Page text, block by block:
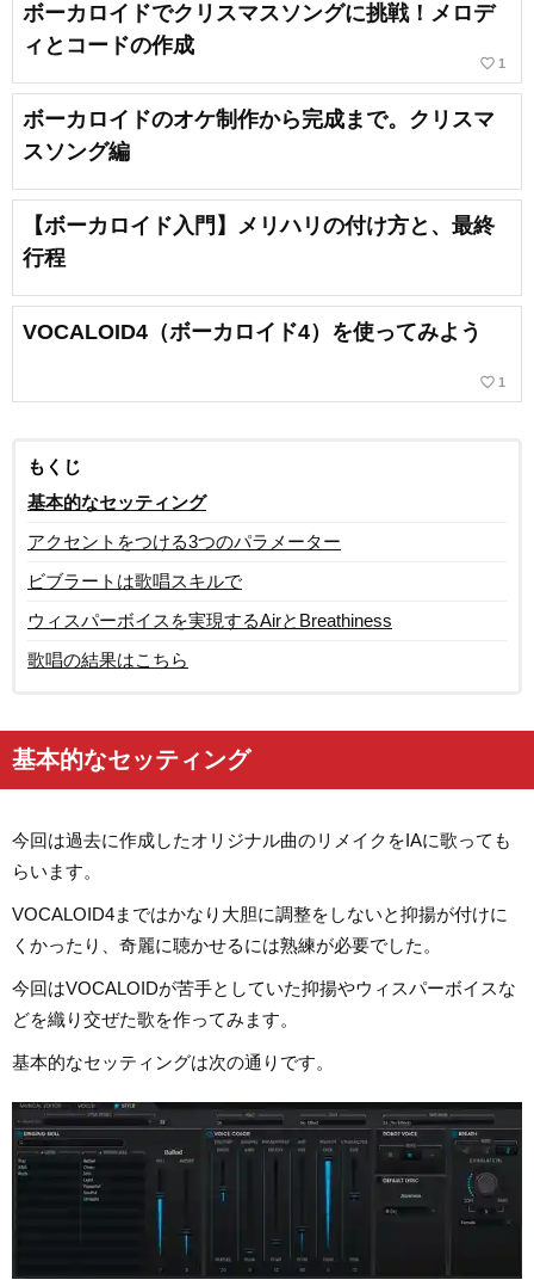
ボーカロイドでクリスマスソングに挑戦！メロデ
ィとコードの作成
favorite_border 1
ボーカロイドのオケ制作から完成まで。クリスマ
スソング編
【ボーカロイド入門】メリハリの付け方と、最終
行程
VOCALOID4（ボーカロイド4）を使ってみよう
favorite_border 1
もくじ
基本的なセッティング
アクセントをつける3つのパラメーター
ビブラートは歌唱スキルで
ウィスパーボイスを実現するAirとBreathiness
歌唱の結果はこちら
基本的なセッティング
今回は過去に作成したオリジナル曲のリメイクをIAに歌っても
らいます。
VOCALOID4まではかなり大胆に調整をしないと抑揚が付けに
くかったり、奇麗に聴かせるには熟練が必要でした。
今回はVOCALOIDが苦手としていた抑揚やウィスパーボイスな
どを織り交ぜた歌を作ってみます。
基本的なセッティングは次の通りです。